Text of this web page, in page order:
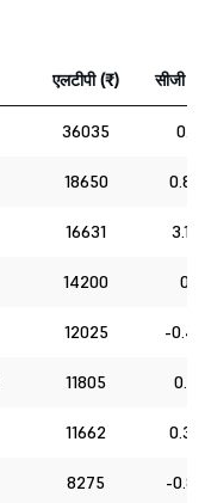
एलटीपी (₹) सीजी
36035 0.1
18650 0.83
16631 3.13
14200 0
12025 -0.47
11805 0.6
11662 0.36
8275 -0.89